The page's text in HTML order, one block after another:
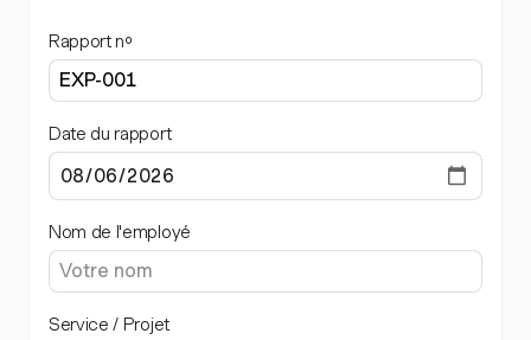
Rapport nº
Date du rapport
Nom de l'employé
Service / Projet